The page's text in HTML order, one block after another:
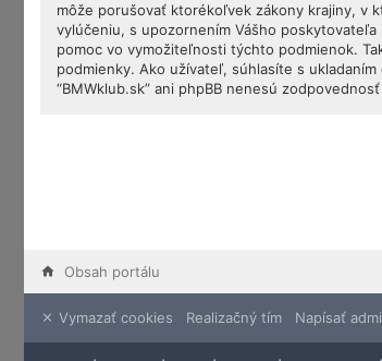
môže porušovať ktorékoľvek zákony krajiny, v
vylúčeniu, s upozornením Vášho
pomoc vo vymožiteľnosti týchto podmienok.
podmienky. Ako užívateľ, súhlasíte s
“BMWklub.sk” ani phpBB nenesú
Obsah portálu
Vymazať cookies Realizačný tím Napísať